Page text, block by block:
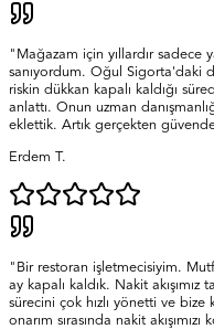
"Mağazam için yıllardır sadece
sanıyordum. Oğul Sigorta'daki
riskin dükkan kapalı kaldığı
anlattı. Onun uzman
eklettik. Artık gerçekten
Erdem T.
"Bir restoran işletmecisiyim.
ay kapalı kaldık. Nakit
sürecini çok hızlı yönetti ve
onarım sırasında nakit